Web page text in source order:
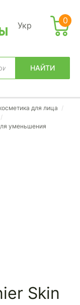
Укр
НАЙТИ
0
для лица
/
/
уменьшения
Skin